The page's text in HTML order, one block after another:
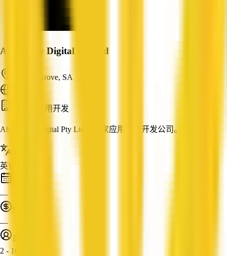
Absolutely Digital Pty Ltd
Golden Grove, SA
网站与应用开发
Absolutely Digital Pty Ltd是一家应用程序开发公司。
英语
—
—
员工人数
2 - 10